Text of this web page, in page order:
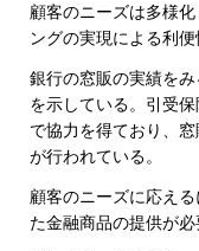
顧客のニーズは多様
ングの実現による利
銀行の窓販の実績を
を示している。引受
で協力を得ており、
が行われている。
顧客のニーズに応え
た金融商品の提供が